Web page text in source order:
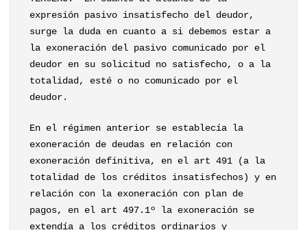
expresión pasivo insatisfecho del deudor,
surge la duda en cuanto a si debemos estar a
la exoneración del pasivo comunicado por el
deudor en su solicitud no satisfecho, o a la
totalidad, esté o no comunicado por el
deudor.
En el régimen anterior se establecía la
exoneración de deudas en relación con
exoneración definitiva, en el art 491 (a la
totalidad de los créditos insatisfechos) y en
relación con la exoneración con plan de
pagos, en el art 497.1º la exoneración se
extendía a los créditos ordinarios y